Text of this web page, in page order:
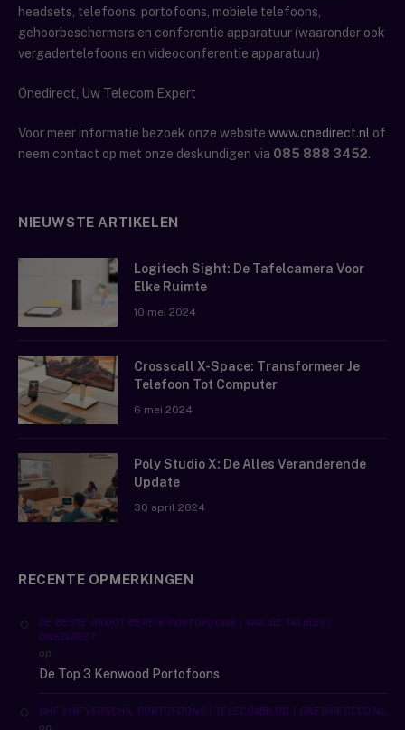
headsets, telefoons, portofoons, mobiele telefoons,
gehoorbeschermers en conferentie apparatuur (waaronder ook
vergadertelefoons en videoconferentie apparatuur)
Onedirect, Uw Telecom Expert
Voor meer informatie bezoek onze website www.onedirect.nl of
neem contact op met onze deskundigen via 085 888 3452.
NIEUWSTE ARTIKELEN
Logitech Sight: De Tafelcamera Voor
Elke Ruimte
10 mei 2024
Crosscall X-Space: Transformeer Je
Telefoon Tot Computer
6 mei 2024
Poly Studio X: De Alles Veranderende
Update
30 april 2024
RECENTE OPMERKINGEN
DE BESTE GROOT BEREIK PORTOFOONS | WALKIE TALKIES |
ONEDIRECT
op
De Top 3 Kenwood Portofoons
UHF VHF VERSCHIL PORTOFOONS | TELECOMBLOG | ONEDIRECT.CO.NL
op